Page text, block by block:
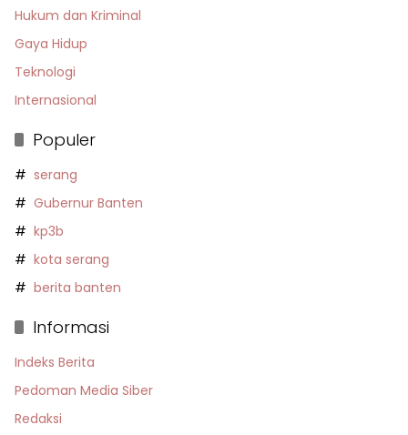
Hukum dan Kriminal
Gaya Hidup
Teknologi
Internasional
Populer
serang
Gubernur Banten
kp3b
kota serang
berita banten
Informasi
Indeks Berita
Pedoman Media Siber
Redaksi